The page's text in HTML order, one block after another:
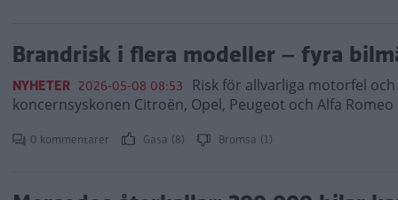
Brandrisk i flera modeller – fyra
NYHETER 2026-05-08 08:53 Risk för allvarliga motorfel
koncernsyskonen Citroën, Opel, Peugeot och Alfa
0 kommentarer Gasa (8) Bromsa (1)